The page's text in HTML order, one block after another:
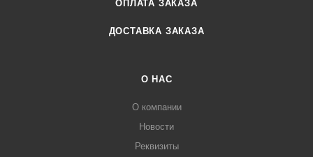
ОПЛАТА ЗАКАЗА
ДОСТАВКА ЗАКАЗА
О НАС
О компании
Новости
Реквизиты